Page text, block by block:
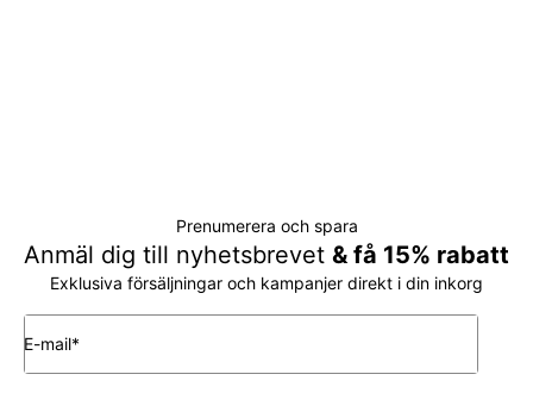
Prenumerera och spara
Anmäl dig till nyhetsbrevet & få 15% rabatt
Exklusiva försäljningar och kampanjer direkt i din inkorg
E-mail*